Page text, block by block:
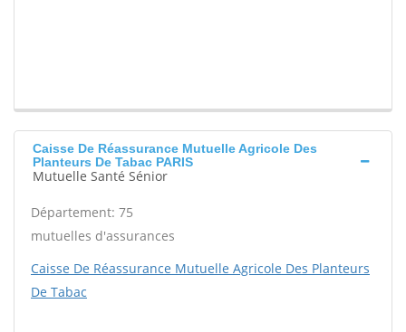
Caisse De Réassurance Mutuelle Agricole Des
Planteurs De Tabac PARIS
Mutuelle Santé Sénior
Département: 75
mutuelles d'assurances
Caisse De Réassurance Mutuelle Agricole Des Planteurs
De Tabac